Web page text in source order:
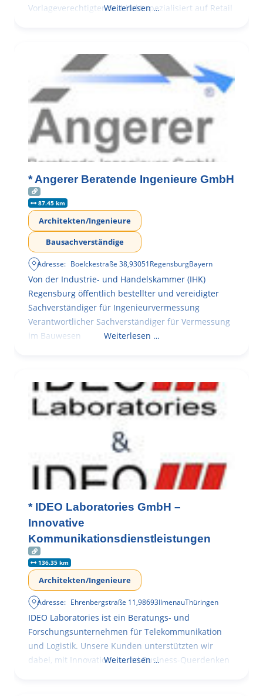
Vorlageverechtigter Architekt spezialisiert auf Retail
Weiterlesen …
* Angerer Beratende Ingenieure GmbH
87.45 km
Architekten/Ingenieure
Bausachverständige
Adresse: Boelckestraße 38,93051RegensburgBayern
Von der Industrie- und Handelskammer (IHK)
Regensburg öffentlich bestellter und vereidigter
Sachverständiger für Ingenieurvermessung
Verantwortlicher Sachverständiger für Vermessung
im Bauwesen
Weiterlesen …
* IDEO Laboratories GmbH –
Innovative
Kommunikationsdienstleistungen
136.35 km
Architekten/Ingenieure
Adresse: Ehrenbergstraße 11,98693IlmenauThüringen
IDEO Laboratories ist ein Beratungs- und
Forschungsunternehmen für Telekommunikation
und Logistik. Unsere Kunden unterstützten wir
dabei, mit Innovationen und Business-Querdenken
Weiterlesen …